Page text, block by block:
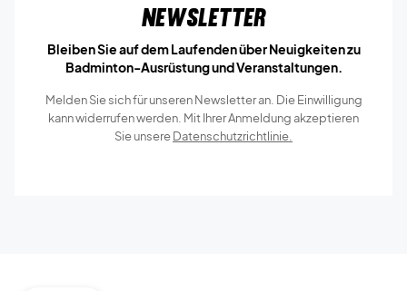
Newsletter
Bleiben Sie auf dem Laufenden über Neuigkeiten zu
Badminton-Ausrüstung und Veranstaltungen.
Melden Sie sich für unseren Newsletter an. Die Einwilligung
kann widerrufen werden. Mit Ihrer Anmeldung akzeptieren
Sie unsereDatenschutzrichtlinie.